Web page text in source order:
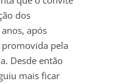
dos
após
pela
Desde então
mais ficar